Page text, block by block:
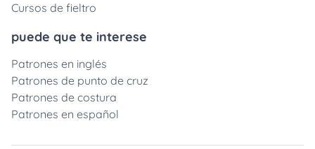
Cursos de fieltro
puede que te interese
Patrones en inglés
Patrones de punto de cruz
Patrones de costura
Patrones en español